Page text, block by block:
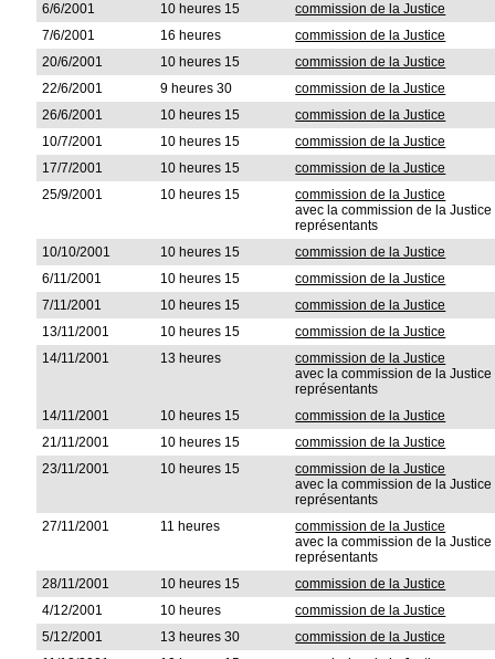
6/6/2001
10 heures 15
commission de la Justice
7/6/2001
16 heures
commission de la Justice
20/6/2001
10 heures 15
commission de la Justice
22/6/2001
9 heures 30
commission de la Justice
26/6/2001
10 heures 15
commission de la Justice
10/7/2001
10 heures 15
commission de la Justice
17/7/2001
10 heures 15
commission de la Justice
25/9/2001
10 heures 15
commission de la Justice
avec la commission de la
représentants
10/10/2001
10 heures 15
commission de la Justice
6/11/2001
10 heures 15
commission de la Justice
7/11/2001
10 heures 15
commission de la Justice
13/11/2001
10 heures 15
commission de la Justice
14/11/2001
13 heures
commission de la Justice
avec la commission de la
représentants
14/11/2001
10 heures 15
commission de la Justice
21/11/2001
10 heures 15
commission de la Justice
23/11/2001
10 heures 15
commission de la Justice
avec la commission de la
représentants
27/11/2001
11 heures
commission de la Justice
avec la commission de la
représentants
28/11/2001
10 heures 15
commission de la Justice
4/12/2001
10 heures
commission de la Justice
5/12/2001
13 heures 30
commission de la Justice